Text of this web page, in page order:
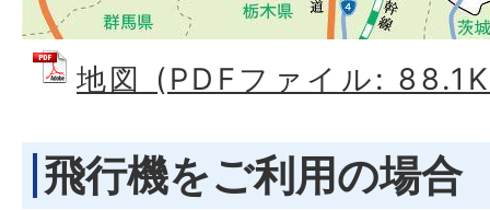
地図 (PDFファイル:
飛行機をご利用の場合